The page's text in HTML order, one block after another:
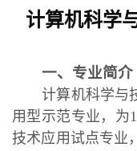
计算机科学
一、专业简介
计算机科学与
用型示范专业，为
技术应用试点专业